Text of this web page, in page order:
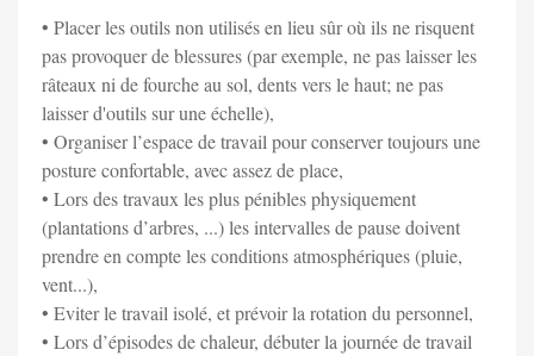
• Placer les outils non utilisés en lieu sûr où ils ne risquent
pas provoquer de blessures (par exemple, ne pas laisser les
râteaux ni de fourche au sol, dents vers le haut; ne pas
laisser d'outils sur une échelle),
• Organiser l’espace de travail pour conserver toujours une
posture confortable, avec assez de place,
• Lors des travaux les plus pénibles physiquement
(plantations d’arbres, ...) les intervalles de pause doivent
prendre en compte les conditions atmosphériques (pluie,
vent...),
• Eviter le travail isolé, et prévoir la rotation du personnel,
• Lors d’épisodes de chaleur, débuter la journée de travail